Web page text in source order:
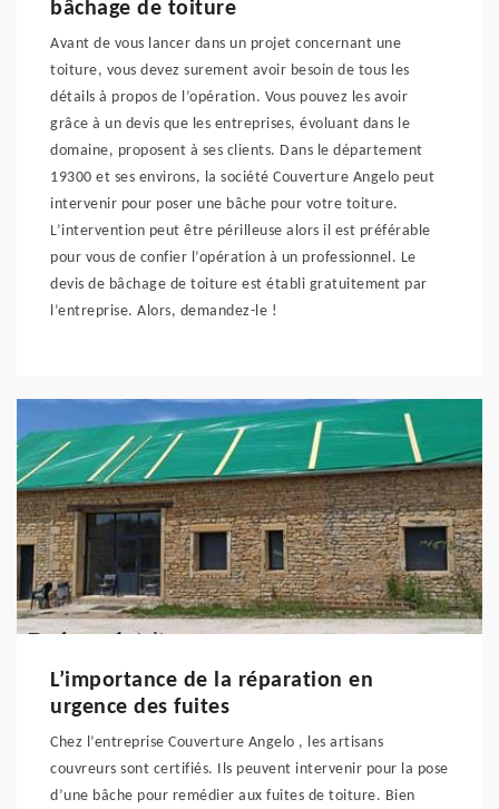
bâchage de toiture
Avant de vous lancer dans un projet concernant une
toiture, vous devez surement avoir besoin de tous les
détails à propos de l’opération. Vous pouvez les avoir
grâce à un devis que les entreprises, évoluant dans le
domaine, proposent à ses clients. Dans le département
19300 et ses environs, la société Couverture Angelo peut
intervenir pour poser une bâche pour votre toiture.
L’intervention peut être périlleuse alors il est préférable
pour vous de confier l’opération à un professionnel. Le
devis de bâchage de toiture est établi gratuitement par
l’entreprise. Alors, demandez-le !
L’importance de la réparation en
urgence des fuites
Chez l’entreprise Couverture Angelo , les artisans
couvreurs sont certifiés. Ils peuvent intervenir pour la pose
d’une bâche pour remédier aux fuites de toiture. Bien